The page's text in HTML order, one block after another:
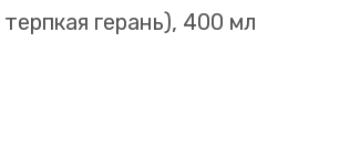
герань), 400 мл